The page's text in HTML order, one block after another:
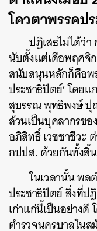
โควตาพรรคป
ปฏิเสธไม่ได้ว่
นับตั้งแต่เดือพฤศจิ
สนับสนุนหลักก็คือพ
ประชาธิปัตย์’ โดย
สุบรรณ พุทธิพงษ์ ปุ
ล้วนเป็นบุคลากรข
อภิสิทธิ์ เวชชาชีวะ
กปปส. ด้วยกันทั้งสิ้น
ในเวลานั้น พล
ประชาธิปัตย์ สิ่งที่ป
เก่าแก่นี้เป็นอย่าง
ตำรวจนครบาลใน